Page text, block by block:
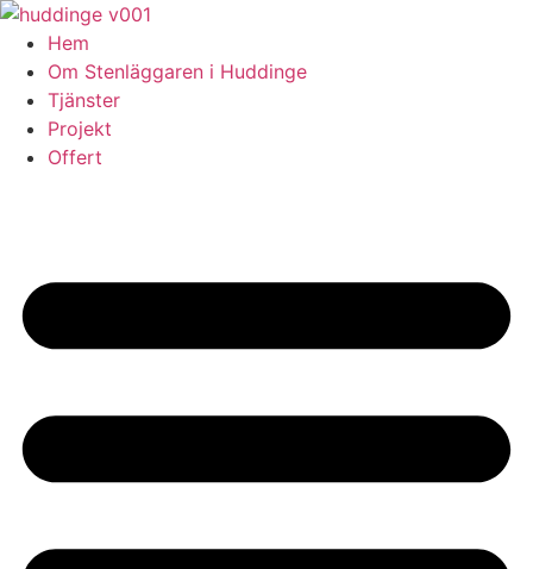
Skip
content
Hem
Om Stenläggaren i Huddinge
Tjänster
Projekt
Offert